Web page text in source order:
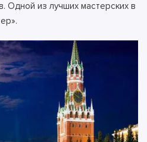
Одной из лучших мастерских в